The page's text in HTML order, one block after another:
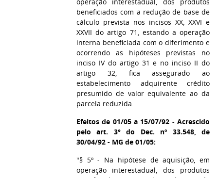
beneficiados com a redução de base de
cálculo prevista nos incisos XX, XXVI e
XXVII do artigo 71, estando a operação
interna beneficiada com o diferimento e
ocorrendo as hipóteses previstas no
inciso IV do artigo 31 e no inciso II do
artigo 32, fica assegurado ao
estabelecimento adquirente crédito
presumido de valor equivalente ao da
parcela reduzida.
Efeitos de 01/05 a 15/07/92 - Acrescido
pelo art. 3° do Dec. nº 33.548, de
30/04/92 - MG de 01/05:
"§ 5º - Na hipótese de aquisição, em
operação interestadual, dos produtos